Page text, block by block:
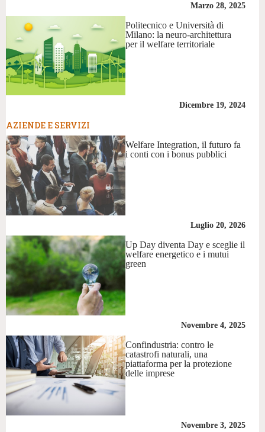
Marzo 28, 2025
Politecnico e Università di
Milano: la neuro-architettura
per il welfare territoriale
Dicembre 19, 2024
AZIENDE E SERVIZI
Welfare Integration, il futuro fa
i conti con i bonus pubblici
Luglio 20, 2026
Up Day diventa Day e sceglie il
welfare energetico e i mutui
green
Novembre 4, 2025
Confindustria: contro le
catastrofi naturali, una
piattaforma per la protezione
delle imprese
Novembre 3, 2025